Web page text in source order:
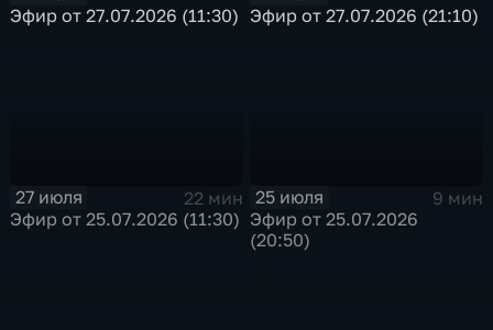
Эфир от 27.07.2026 (11:30) Эфир от 27.07.2026 (21:10)
27 июля
22 мин
Эфир от 25.07.2026 (11:30)
25 июля
9 мин
Эфир от 25.07.2026
(20:50)